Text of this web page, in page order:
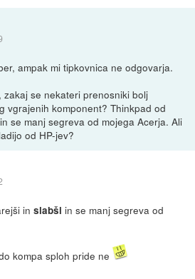
ampak mi tipkovnica ne odgovarja.
se nekateri prenosniki bolj
vgrajenih komponent? Thinkpad od
se manj segreva od mojega Acerja. Ali
od HP-jev?
inslabši in se manj segreva od
kompa sploh pride ne